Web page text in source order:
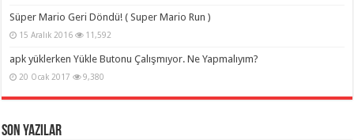
Süper Mario Geri Döndü! ( Super Mario Run )
15 Aralık 2016 11,592
apk yüklerken Yükle Butonu Çalışmıyor. Ne Yapmalıyım?
20 Ocak 2017 9,380
Son Yazılar